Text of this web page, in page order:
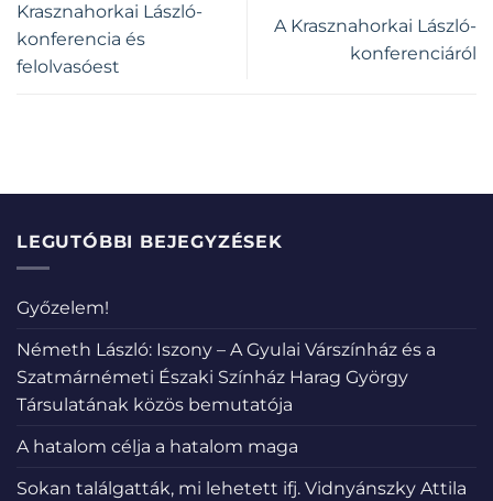
Krasznahorkai László-
konferencia és
felolvasóest
A Krasznahorkai László-
konferenciáról
LEGUTÓBBI BEJEGYZÉSEK
Győzelem!
Németh László: Iszony – A Gyulai Várszínház és a
Szatmárnémeti Északi Színház Harag György
Társulatának közös bemutatója
A hatalom célja a hatalom maga
Sokan találgatták, mi lehetett ifj. Vidnyánszky Attila